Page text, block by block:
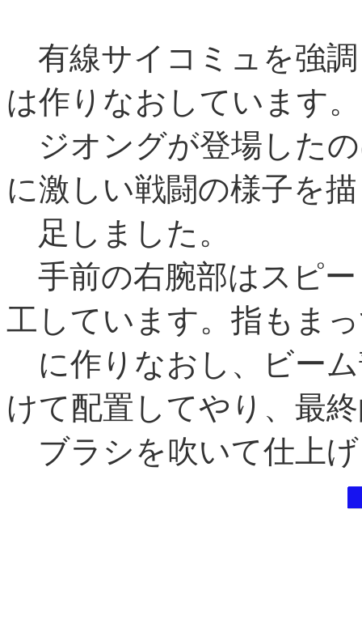
有線サイコミュを強
は作りなおしています。
ジオングが登場した
に激しい戦闘の様子を
足しました。
手前の右腕部はスピ
工しています。指もま
に作りなおし、ビー
けて配置してやり、最
ブラシを吹いて仕上